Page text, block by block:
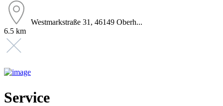
Westmarkstraße 31, 46149 Oberh...
6.5 km
Service